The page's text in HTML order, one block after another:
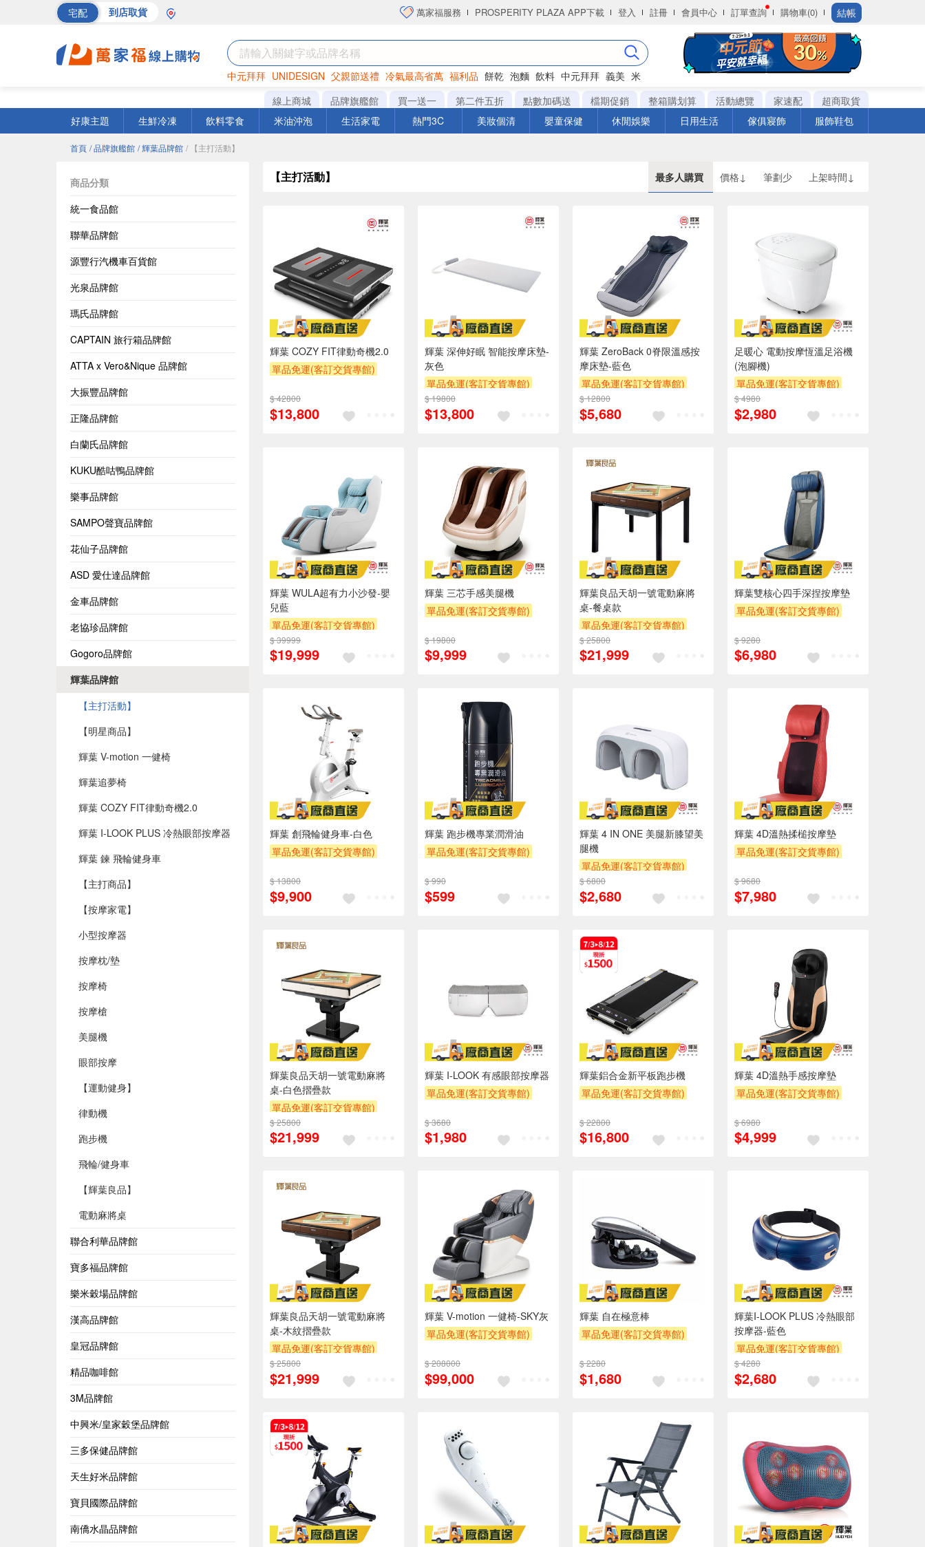
宅配 到店取貨 萬家福服務 PROSPERITY PLAZA APP下載 登入 註冊 會員中心 訂單查詢 購物車(0) 結帳
中元拜拜 UNIDESIGN 父親節送禮 冷氣最高省萬 福利品 餅乾 泡麵 飲料 中元拜拜 義美 米
巧克力 罐頭 衛生紙
線上商城 品牌旗艦館 買一送一 第二件五折 點數加碼送 檔期促銷 整箱購划算 活動總覽 家速配
超商取貨
好康主題
生鮮冷凍 飲料零食 米油沖泡 生活家電 熱門3C 美妝個清 嬰童保健 休閒娛樂 日用生活 傢俱寢飾 服飾鞋包
首頁 / 品牌旗艦館 / 輝葉品牌館 / 【主打活動】
商品分類
統一食品館
聯華品牌館
源豐行汽機車百貨館
光泉品牌館
瑪氏品牌館
CAPTAIN 旅行箱品牌館
ATTA x Vero&Nique 品牌館
大振豐品牌館
正隆品牌館
白蘭氏品牌館
KUKU酷咕鴨品牌館
樂事品牌館
SAMPO聲寶品牌館
花仙子品牌館
ASD 愛仕達品牌館
金車品牌館
老協珍品牌館
Gogoro品牌館
輝葉品牌館
【主打活動】
【明星商品】
輝葉 V-motion 一健椅
輝葉追夢椅
輝葉 COZY FIT律動奇機2.0
輝葉 I-LOOK PLUS 冷熱眼部按摩器
輝葉 鍊 飛輪健身車
【主打商品】
【按摩家電】
小型按摩器
按摩枕/墊
按摩椅
按摩槍
美腿機
眼部按摩
【運動健身】
律動機
跑步機
飛輪/健身車
【輝葉良品】
電動麻將桌
聯合利華品牌館
寶多福品牌館
樂米穀場品牌館
漢高品牌館
皇冠品牌館
精品咖啡館
3M品牌館
中興米/皇家穀堡品牌館
三多保健品牌館
天生好米品牌館
寶貝國際品牌館
南僑水晶品牌館
【主打活動】 最多人購買 價格↓ 筆劃少 上架時間↓
輝葉 COZY FIT律動奇機2.0
單品免運(客訂交貨專館)
$ 42800
$13,800
輝葉 深伸好眠 智能按摩床墊-
灰色
單品免運(客訂交貨專館)
$ 19800
$13,800
輝葉 ZeroBack 0脊限溫感按
摩床墊-藍色
單品免運(客訂交貨專館)
$ 12800
$5,680
足暖心 電動按摩恆溫足浴機
(泡腳機)
單品免運(客訂交貨專館)
$ 4980
$2,980
輝葉 WULA超有力小沙發-嬰
兒藍
單品免運(客訂交貨專館)
$ 39999
$19,999
輝葉 三芯手感美腿機
單品免運(客訂交貨專館)
$ 19800
$9,999
輝葉良品天胡一號電動麻將
桌-餐桌款
單品免運(客訂交貨專館)
$ 25800
$21,999
輝葉雙核心四手深捏按摩墊
單品免運(客訂交貨專館)
$ 9280
$6,980
輝葉 創飛輪健身車-白色
單品免運(客訂交貨專館)
$ 13800
$9,900
輝葉 跑步機專業潤滑油
單品免運(客訂交貨專館)
$ 990
$599
輝葉 4 IN ONE 美腿新膝望美
腿機
單品免運(客訂交貨專館)
$ 6800
$2,680
輝葉 4D溫熱揉槌按摩墊
單品免運(客訂交貨專館)
$ 9680
$7,980
輝葉良品天胡一號電動麻將
桌-白色摺疊款
單品免運(客訂交貨專館)
$ 25800
$21,999
輝葉 I-LOOK 有感眼部按摩器
單品免運(客訂交貨專館)
$ 3680
$1,980
輝葉鋁合金新平板跑步機
單品免運(客訂交貨專館)
$ 22800
$16,800
輝葉 4D溫熱手感按摩墊
單品免運(客訂交貨專館)
$ 6980
$4,999
輝葉良品天胡一號電動麻將
桌-木紋摺疊款
單品免運(客訂交貨專館)
$ 25800
$21,999
輝葉 V-motion 一健椅-SKY灰
單品免運(客訂交貨專館)
$ 208000
$99,000
輝葉 自在極意棒
單品免運(客訂交貨專館)
$ 2280
$1,680
輝葉I-LOOK PLUS 冷熱眼部
按摩器-藍色
單品免運(客訂交貨專館)
$ 4280
$2,680